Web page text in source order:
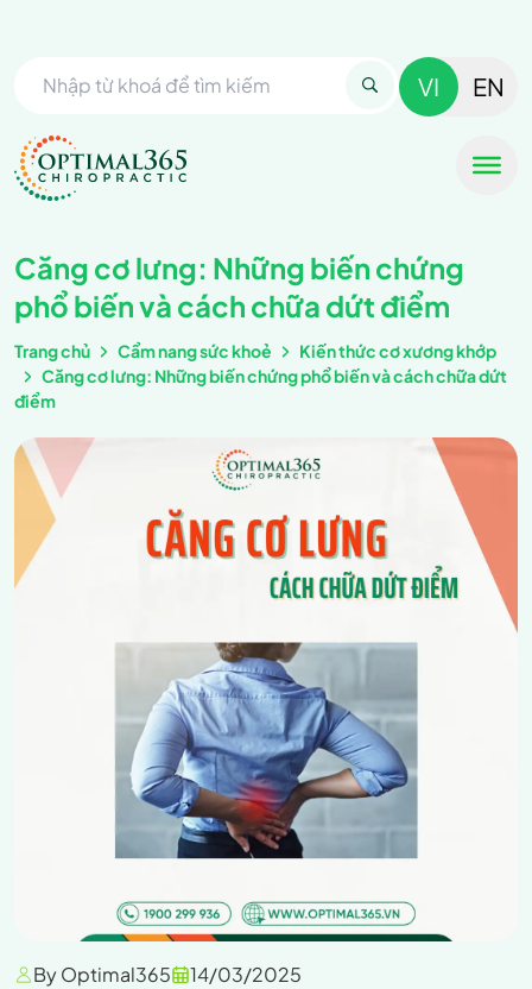
VI EN
Căng cơ lưng: Những biến chứng
phổ biến và cách chữa dứt điểm
Trang chủ Cẩm nang sức khoẻ
Kiến thức cơ xương khớp
Căng cơ lưng: Những biến chứng phổ biến và cách chữa dứt
điểm
By Optimal365
14/03/2025